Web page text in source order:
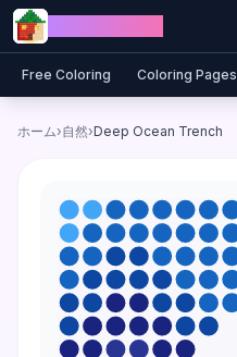
Skip to content
Free Coloring Coloring Pages
ホーム›自然›Deep Ocean Trench